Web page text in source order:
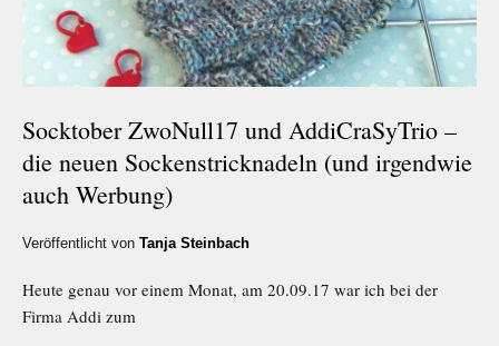
Socktober ZwoNull17 und AddiCraSyTrio –
die neuen Sockenstricknadeln (und irgendwie
auch Werbung)
Veröffentlicht von Tanja Steinbach
Heute genau vor einem Monat, am 20.09.17 war ich bei der
Firma Addi zum